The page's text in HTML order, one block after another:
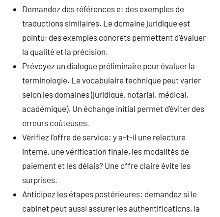
Demandez des références et des exemples de
traductions similaires. Le domaine juridique est
pointu; des exemples concrets permettent d’évaluer
la qualité et la précision.
Prévoyez un dialogue préliminaire pour évaluer la
terminologie. Le vocabulaire technique peut varier
selon les domaines (juridique, notarial, médical,
académique). Un échange initial permet d’éviter des
erreurs coûteuses.
Vérifiez l’offre de service: y a-t-il une relecture
interne, une vérification finale, les modalités de
paiement et les délais? Une offre claire évite les
surprises.
Anticipez les étapes postérieures: demandez si le
cabinet peut aussi assurer les authentifications, la